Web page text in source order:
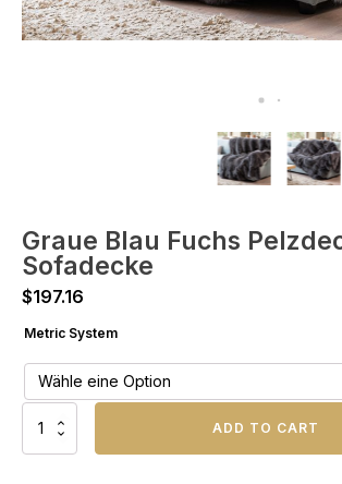
Graue Blau Fuchs
Sofadecke
$197.16
Metric System
Graue
ADD TO CART